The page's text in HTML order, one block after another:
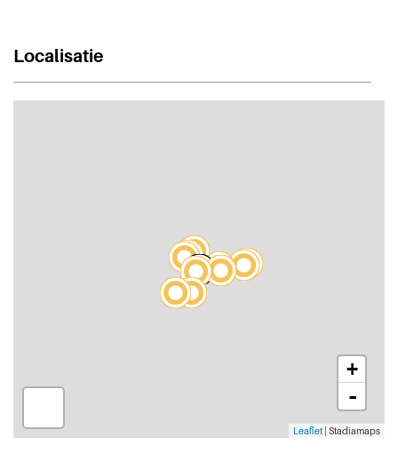
Localisatie
+
-
Leaflet | Stadiamaps